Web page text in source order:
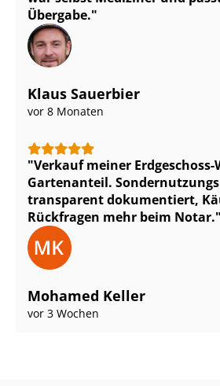
Übergabe.
Klaus Sauerbier
vor 8 Monaten
Verkauf meiner
Gartenanteil.
transparent dokumentiert,
Rückfragen mehr beim Notar.
Mohamed Keller
vor 3 Wochen